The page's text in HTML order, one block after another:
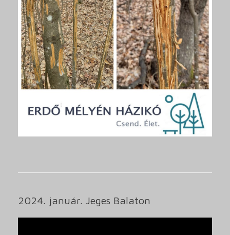
2024. január. Jeges Balaton